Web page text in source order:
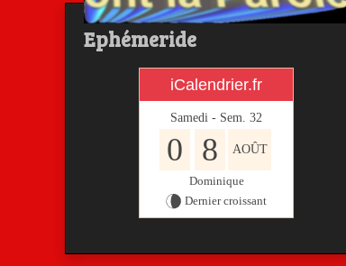
Ephémeride
iCalendrier.fr
Samedi - Sem. 32
0 8 AOÛT
Dominique
Dernier croissant